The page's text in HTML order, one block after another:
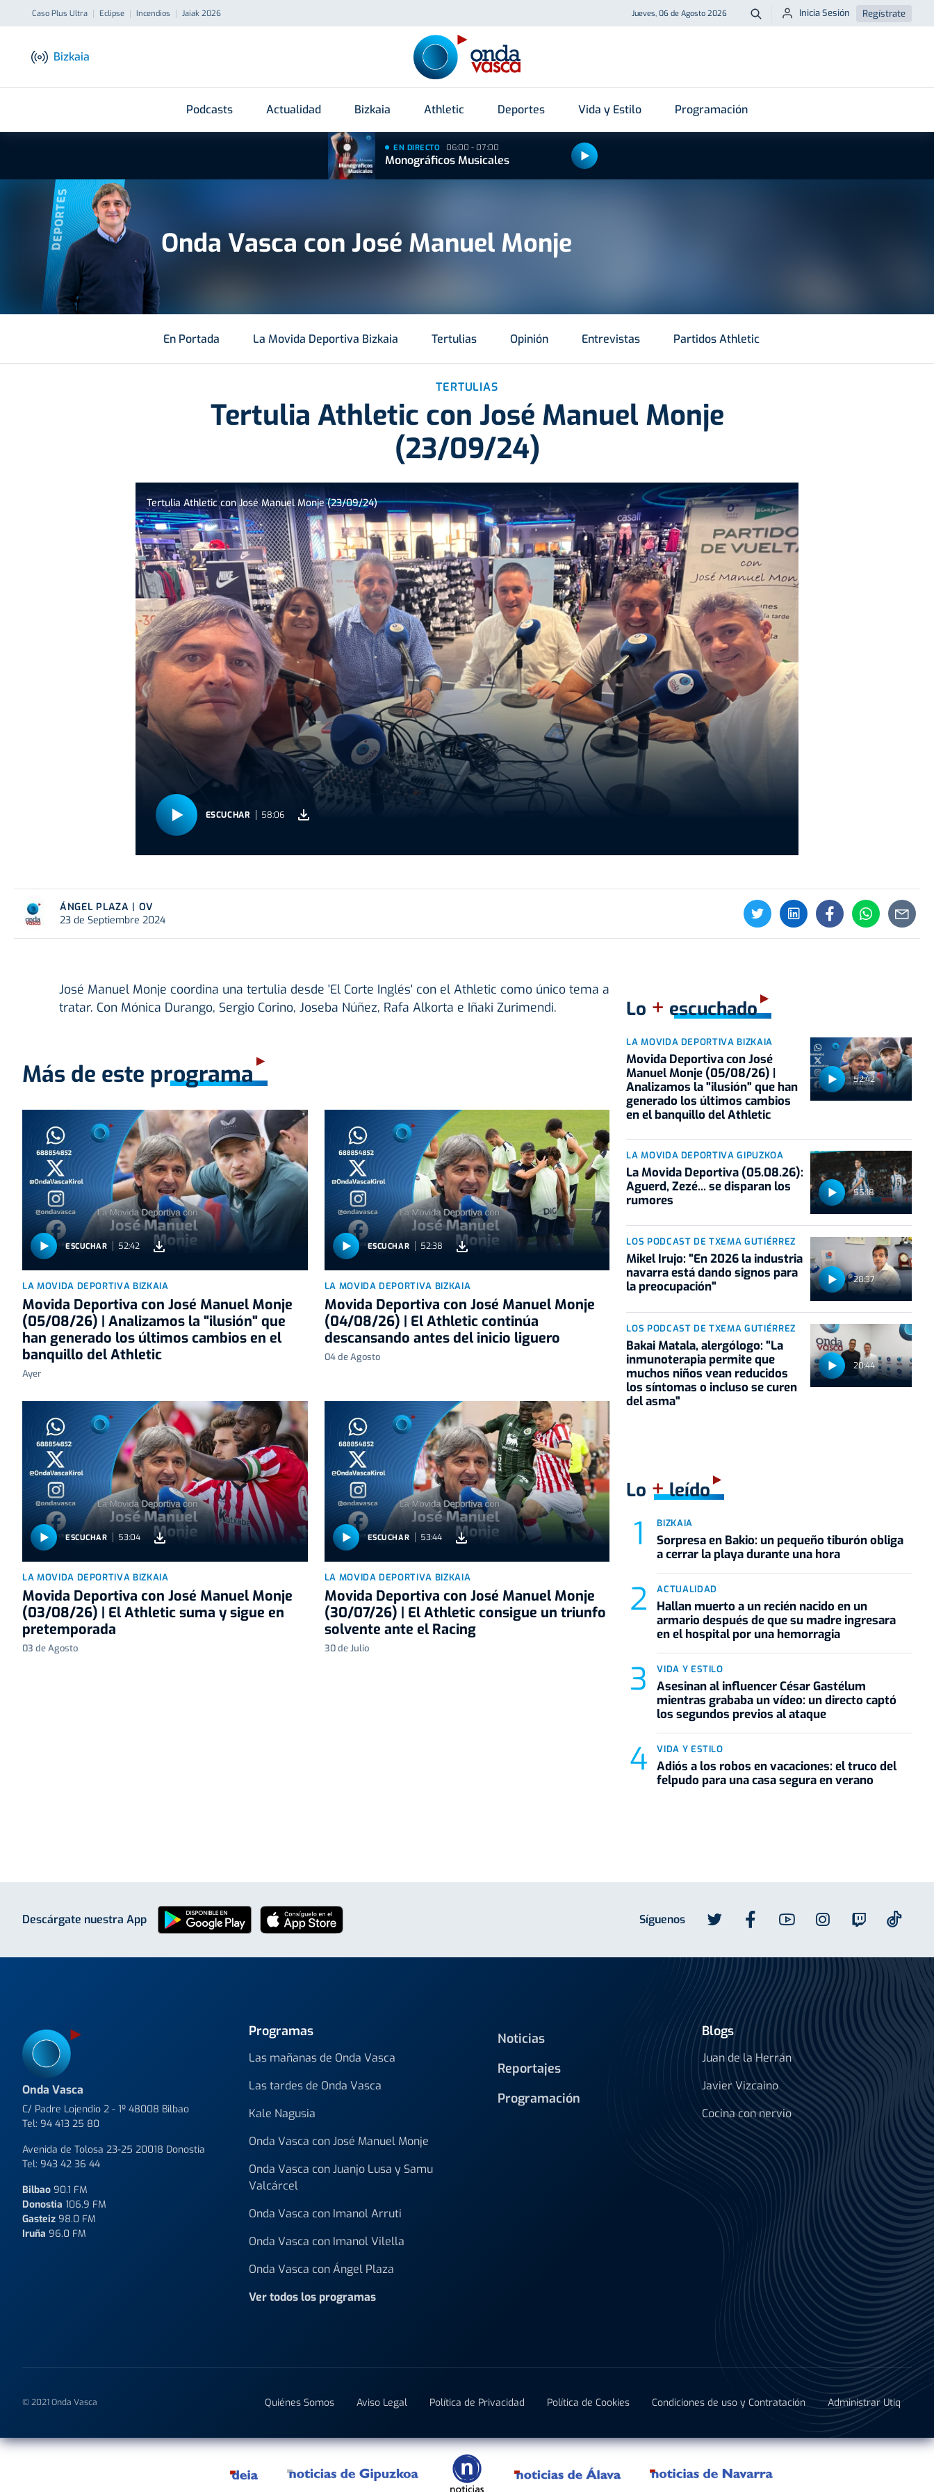
Caso Plus Ultra Eclipse Incendios Jaiak 2026 Jueves, 06 de Agosto 2026 Buscar
Inicia Sesión Regístrate
Bizkaia
Podcasts Actualidad Bizkaia Athletic Deportes Vida y Estilo Programación
EN DIRECTO 06:00 - 07:00
Monográficos Musicales
DEPORTES Onda Vasca con José Manuel Monje
En Portada La Movida Deportiva Bizkaia Tertulias Opinión Entrevistas Partidos Athletic
TERTULIAS
Tertulia Athletic con José Manuel Monje
(23/09/24)
Tertulia Athletic con José Manuel Monje (23/09/24)
ESCUCHAR 58:06
ÁNGEL PLAZA | OV
23 de Septiembre 2024
José Manuel Monje coordina una tertulia desde 'El Corte Inglés' con el Athletic como único tema a
tratar. Con Mónica Durango, Sergio Corino, Joseba Núñez, Rafa Alkorta e Iñaki Zurimendi.
Más de este programa
ESCUCHAR 52:42
LA MOVIDA DEPORTIVA BIZKAIA
Movida Deportiva con José Manuel Monje
(05/08/26) | Analizamos la "ilusión" que
han generado los últimos cambios en el
banquillo del Athletic
Ayer
ESCUCHAR 52:38
LA MOVIDA DEPORTIVA BIZKAIA
Movida Deportiva con José Manuel Monje
(04/08/26) | El Athletic continúa
descansando antes del inicio liguero
04 de Agosto
ESCUCHAR 53:04
LA MOVIDA DEPORTIVA BIZKAIA
Movida Deportiva con José Manuel Monje
(03/08/26) | El Athletic suma y sigue en
pretemporada
03 de Agosto
ESCUCHAR 53:44
LA MOVIDA DEPORTIVA BIZKAIA
Movida Deportiva con José Manuel Monje
(30/07/26) | El Athletic consigue un triunfo
solvente ante el Racing
30 de Julio
Lo + escuchado
52:42
LA MOVIDA DEPORTIVA BIZKAIA
Movida Deportiva con José
Manuel Monje (05/08/26) |
Analizamos la "ilusión" que han
generado los últimos cambios
en el banquillo del Athletic
55:18
LA MOVIDA DEPORTIVA GIPUZKOA
La Movida Deportiva (05.08.26):
Aguerd, Zezé... se disparan los
rumores
28:37
LOS PODCAST DE TXEMA GUTIÉRREZ
Mikel Irujo: "En 2026 la industria
navarra está dando signos para
la preocupación"
20:44
LOS PODCAST DE TXEMA GUTIÉRREZ
Bakai Matala, alergólogo: "La
inmunoterapia permite que
muchos niños vean reducidos
los síntomas o incluso se curen
del asma"
Lo +leído
BIZKAIA
Sorpresa en Bakio: un pequeño tiburón obliga
a cerrar la playa durante una hora
ACTUALIDAD
Hallan muerto a un recién nacido en un
armario después de que su madre ingresara
en el hospital por una hemorragia
VIDA Y ESTILO
Asesinan al influencer César Gastélum
mientras grababa un vídeo: un directo captó
los segundos previos al ataque
VIDA Y ESTILO
Adiós a los robos en vacaciones: el truco del
felpudo para una casa segura en verano
Síguenos
Descárgate nuestra App
Programas
Las mañanas de Onda Vasca
Las tardes de Onda Vasca
Kale Nagusia
Onda Vasca con José Manuel Monje
Onda Vasca con Juanjo Lusa y Samu
Valcárcel
Onda Vasca con Imanol Arruti
Onda Vasca con Imanol Vilella
Onda Vasca con Ángel Plaza
Ver todos los programas
Noticias
Reportajes
Programación
Blogs
Juan de la Herrán
Javier Vizcaino
Cocina con nervio
Onda Vasca
C/ Padre Lojendio 2 - 1º 48008 Bilbao
Tel: 94 413 25 80
Avenida de Tolosa 23-25 20018 Donostia
Tel: 943 42 36 44
Bilbao 90.1 FM
Donostia 106.9 FM
Gasteiz 98.0 FM
Iruña 96.0 FM
Quiénes Somos Aviso Legal Política de Privacidad Política de Cookies Condiciones de uso y Contratación Administrar Utiq
© 2021 Onda Vasca